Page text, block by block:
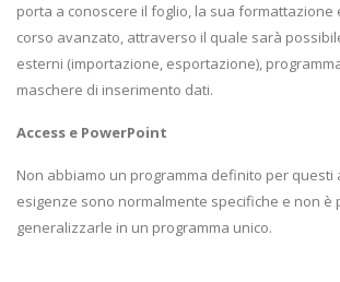
porta a conoscere il foglio, la sua formattazione
corso avanzato, attraverso il quale sarà
esterni (importazione, esportazione),
maschere di inserimento dati.
Access e PowerPoint
Non abbiamo un programma definito per questi
esigenze sono normalmente specifiche e non è
generalizzarle in un programma unico.